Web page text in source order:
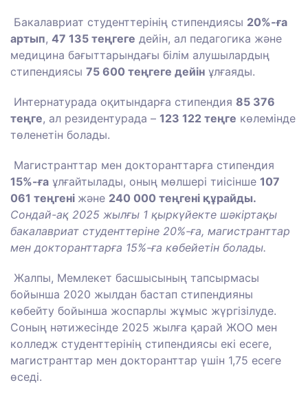
Бакалавриат студенттерінің стипендиясы 20%-ға
артып, 47 135 теңгеге дейін, ал педагогика және
медицина бағыттарындағы білім алушылардың
стипендиясы 75 600 теңгеге дейін ұлғаяды.
Интернатурада оқитындарға стипендия 85 376
теңге, ал резидентурада – 123 122 теңге көлемінде
төленетін болады.
Магистранттар мен докторанттарға стипендия
15%-ға ұлғайтылады, оның мөлшері тиісінше 107
061 теңгені және 240 000 теңгені құрайды.
Сондай-ақ 2025 жылғы 1 қыркүйекте шәкіртақы
бакалавриат студенттеріне 20%-ға, магистранттар
мен докторанттарға 15%-ға көбейетін болады.
Жалпы, Мемлекет басшысының тапсырмасы
бойынша 2020 жылдан бастап стипендияны
көбейту бойынша жоспарлы жұмыс жүргізілуде.
Соның нәтижесінде 2025 жылға қарай ЖОО мен
колледж студенттерінің стипендиясы екі есеге,
магистранттар мен докторанттар үшін 1,75 есеге
өседі.